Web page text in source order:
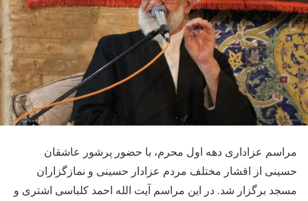
مراسم عزاداری دهه اول محرم، با حضور پرشور عاشقان
حسینی از اقشار مختلف مردم عزادار حسینی و نمازگزاران
مسجد برگزار شد. در این مراسم آیت الله احمد کلباسی اشتری و